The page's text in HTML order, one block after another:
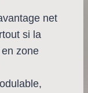
net
si la
zone